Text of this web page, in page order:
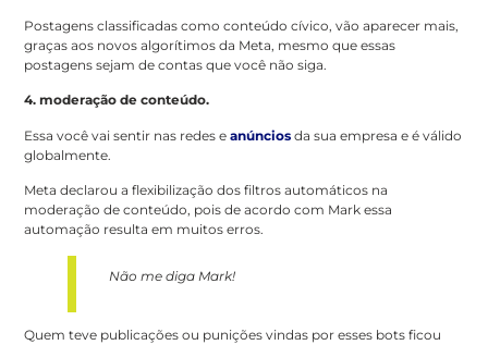
Postagens classificadas como conteúdo cívico, vão aparecer mais,
graças aos novos algorítimos da Meta, mesmo que essas
postagens sejam de contas que você não siga.
4. moderação de conteúdo.
Essa você vai sentir nas redes eanúncios da sua empresa e é válido
globalmente.
Meta declarou a flexibilização dos filtros automáticos na
moderação de conteúdo, pois de acordo com Mark essa
automação resulta em muitos erros.
Não me diga Mark!
Quem teve publicações ou punições vindas por esses bots ficou